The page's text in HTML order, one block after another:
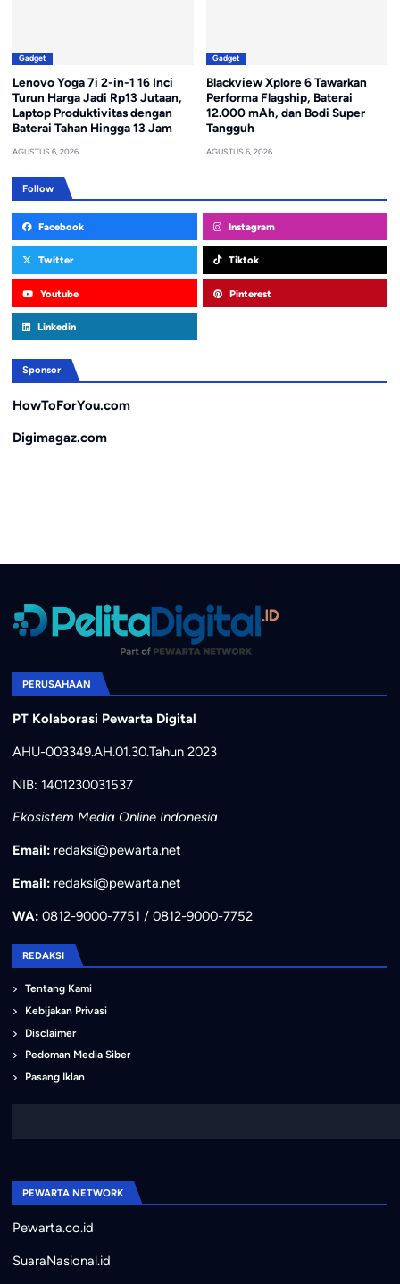
Gadget
Lenovo Yoga 7i 2-in-1 16 Inci
Turun Harga Jadi Rp13 Jutaan,
Laptop Produktivitas dengan
Baterai Tahan Hingga 13 Jam
AGUSTUS 6, 2026
Gadget
Blackview Xplore 6 Tawarkan
Performa Flagship, Baterai
12.000 mAh, dan Bodi Super
Tangguh
AGUSTUS 6, 2026
Follow
Facebook Instagram
Twitter Tiktok
Youtube Pinterest
Linkedin
Sponsor
HowToForYou.com
Digimagaz.com
PERUSAHAAN
PT Kolaborasi Pewarta Digital
AHU-003349.AH.01.30.Tahun 2023
NIB: 1401230031537
Ekosistem Media Online Indonesia
Email: redaksi@pewarta.net
Email: redaksi@pewarta.net
WA:0812-9000-7751 / 0812-9000-7752
REDAKSI
Tentang Kami
Kebijakan Privasi
Disclaimer
Pedoman Media Siber
Pasang Iklan
PEWARTA NETWORK
Pewarta.co.id
SuaraNasional.id